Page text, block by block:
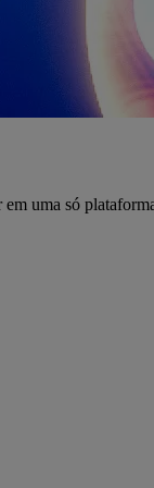
uma só